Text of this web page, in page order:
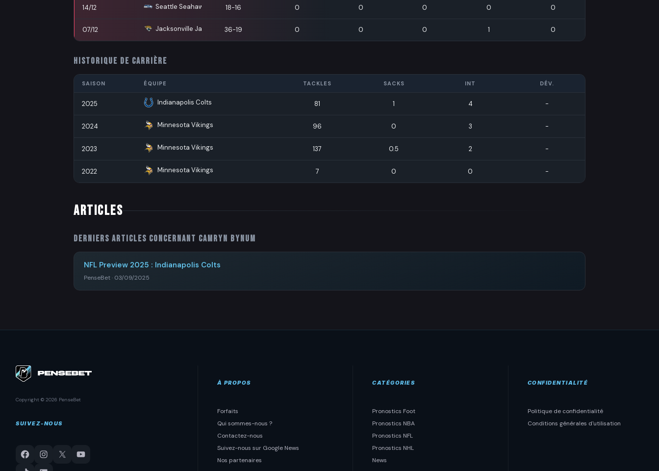
14/12 Seattle Seahawks 18-16 0 0 0 0 0
07/12 Jacksonville Jaguars 36-19 0 0 0 1 0
HISTORIQUE DE CARRIÈRE
SAISON ÉQUIPE TACKLES SACKS INT DÉV.
2025 Indianapolis Colts 81 1 4 -
2024 Minnesota Vikings 96 0 3 -
2023 Minnesota Vikings 137 0.5 2 -
2022 Minnesota Vikings 7 0 0 -
ARTICLES
Derniers articles concernant Camryn Bynum
NFL Preview 2025 : Indianapolis Colts
PenseBet · 03/09/2025
Copyright © 2026 PenseBet
SUIVEZ-NOUS
À PROPOS
Forfaits
Qui sommes-nous ?
Contactez-nous
Suivez-nous sur Google News
Nos partenaires
CATÉGORIES
Pronostics Foot
Pronostics NBA
Pronostics NFL
Pronostics NHL
News
CONFIDENTIALITÉ
Politique de confidentialité
Conditions générales d'utilisation